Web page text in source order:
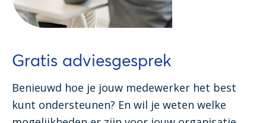
Gratis adviesgesprek
Benieuwd hoe je jouw medewerker het best
kunt ondersteunen? En wil je weten welke